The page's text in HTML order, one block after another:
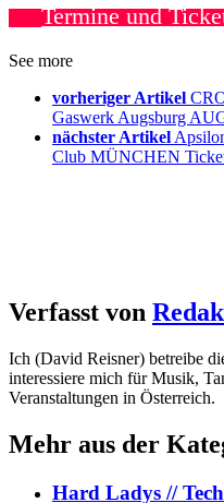
Termine und
See more
vorheriger Artikel
Gaswerk Augsburg
nächster Artikel
Club MÜNCHEN
Verfasst von
Ich (David Reisner) betreibe
interessiere mich für Musik,
Veranstaltungen in Österreich.
Mehr aus der
Hard Ladys //